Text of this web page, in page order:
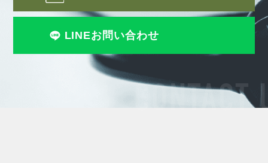
CONTACT
LINEお問い合わせ